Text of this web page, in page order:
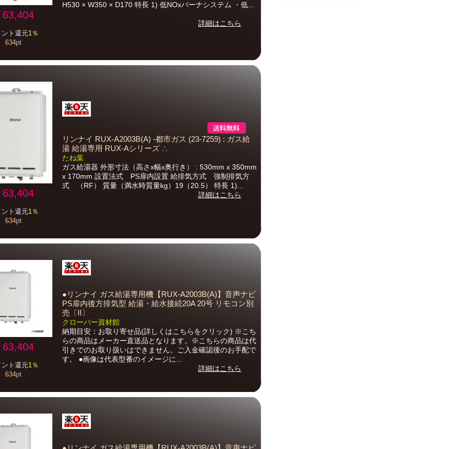
63,404
ト還元1％
634pt
H530 × W350 × D170 特長 1) 低NOxバーナシステム ・低...
詳細はこちら
63,404
ト還元1％
634pt
リンナイ RUX-A2003B(A) -都市ガス (23-7259) : ガス給
湯 給湯専用 RUX-Aシリーズ ∴
たね葉
ガス給湯器 外形寸法（高さx幅x奥行き） : 530mm x 350mm
x 170mm 設置法式 PS扉内設置 給排気方式 強制排気方
式 （RF） 質量（満水時質量kg）19（20.5） 特長 1)...
詳細はこちら
63,404
ト還元1％
634pt
●リンナイ ガス給湯専用機【RUX-A2003B(A)】音声ナビ
PS扉内後方排気型 給湯・給水接続20A 20号 リモコン別
売〔II〕
クローバー資材館
納期目安：お取り寄せ品(詳しくはこちらをクリック) ※こち
らの商品はメーカー直送品となります。※こちらの商品は代
引きでのお取り扱いはできません。ご入金確認後のお手配で
す。 ●画像は代表型番のイメージに...
詳細はこちら